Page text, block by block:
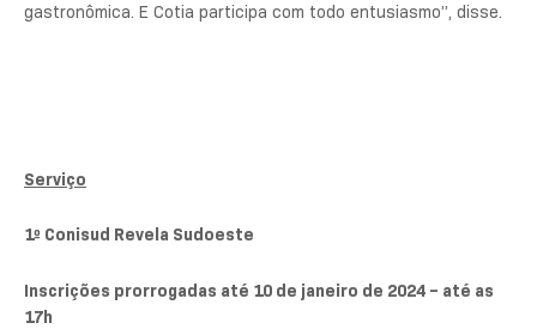
gastronômica. E Cotia participa com todo entusiasmo”, disse.
Serviço
1º Conisud Revela Sudoeste
Inscrições prorrogadas até 10 de janeiro de 2024 – até as
17h